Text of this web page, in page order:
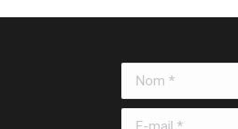
Nom *
E-mail *